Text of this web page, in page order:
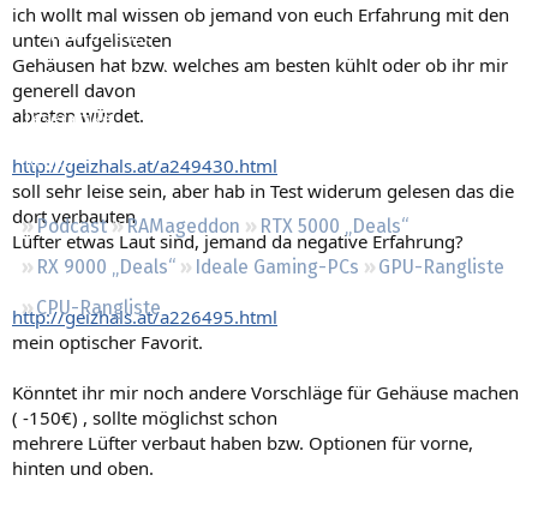
Neue Beiträge
Neueste Aktivitäten
Leserartikel
Regeln
Podcast RAMageddon
RTX 5000 „Deals“
RX 9000 „Deals“
Ideale Gaming-PCs
GPU-Rangliste
CPU-Rangliste
ich wollt mal wissen ob jemand von euch Erfahrung mit den
unten aufgelisteten
Gehäusen hat bzw. welches am besten kühlt oder ob ihr mir
generell davon
abraten würdet.
http://geizhals.at/a249430.html
soll sehr leise sein, aber hab in Test widerum gelesen das die
dort verbauten
Lüfter etwas Laut sind, jemand da negative Erfahrung?
http://geizhals.at/a226495.html
mein optischer Favorit.
Könntet ihr mir noch andere Vorschläge für Gehäuse machen
( -150€) , sollte möglichst schon
mehrere Lüfter verbaut haben bzw. Optionen für vorne,
hinten und oben.